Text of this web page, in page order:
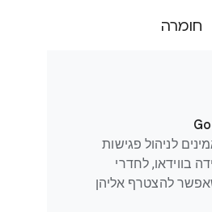
חומרה
לניהול פגישות
בווידאו, לחדרי
להצטרף אליהן